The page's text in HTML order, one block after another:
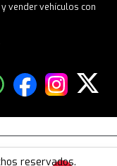
vender vehículos con
reservados.